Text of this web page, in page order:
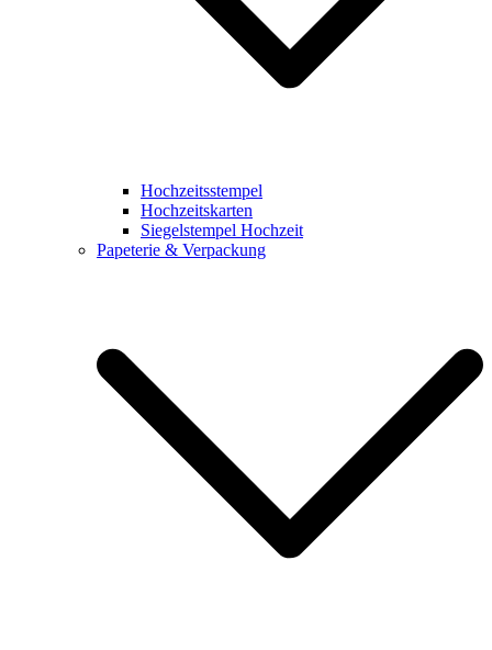
Hochzeitsstempel
Hochzeitskarten
Siegelstempel Hochzeit
Papeterie & Verpackung